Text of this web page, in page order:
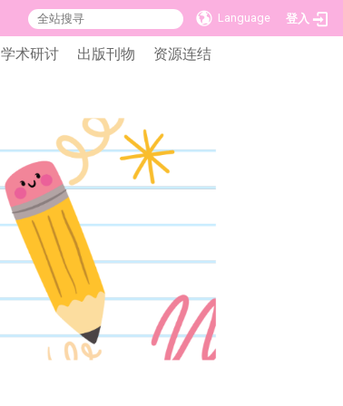
Language 登入
学术研讨 出版刊物 资源连结